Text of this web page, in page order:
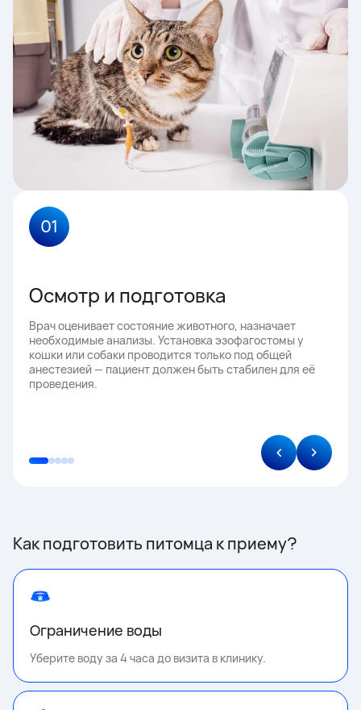
01
Осмотр и подготовка
Врач оценивает состояние животного, назначает
необходимые анализы. Установка эзофагостомы у
кошки или собаки проводится только под общей
анестезией — пациент должен быть стабилен для её
проведения.
Как подготовить питомца к приему?
Ограничение воды
Уберите воду за 4 часа до визита в клинику.